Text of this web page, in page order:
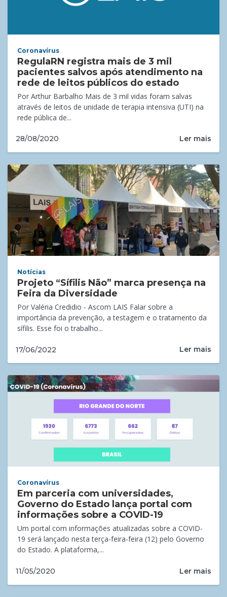
Coronavírus
RegulaRN registra mais de 3 mil
pacientes salvos após atendimento na
rede de leitos públicos do estado
Por Arthur Barbalho Mais de 3 mil vidas foram salvas
através de leitos de unidade de terapia intensiva (UTI) na
rede pública de...
28/08/2020 Ler mais
Notícias
Projeto “Sífilis Não” marca presença na
Feira da Diversidade
Por Valéria Credidio - Ascom LAIS Falar sobre a
importância da prevenção, a testagem e o tratamento da
sífilis. Esse foi o trabalho...
17/06/2022 Ler mais
Coronavírus
Em parceria com universidades,
Governo do Estado lança portal com
informações sobre a COVID-19
Um portal com informações atualizadas sobre a COVID-
19 será lançado nesta terça-feira-feira (12) pelo Governo
do Estado. A plataforma,...
11/05/2020 Ler mais